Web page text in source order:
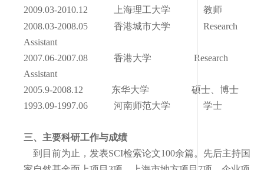
2009.03-2010.12
上海理工大学 教师
2008.03-2008.05 香港城市大学 Research
Assistant
2007.06-2007.08 香港大学 Research
Assistant
2005.9-2008.12 东华大学 硕士、博士
1993.09-1997.06 河南师范大学 学士
三、主要科研工作与成绩
到目前为止，发表SCI检索论文100余篇。先后主持国